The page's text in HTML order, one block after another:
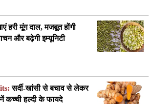
हरी मूंग दाल, मजबूत होंगी
और बढ़ेगी इम्यूनिटी
सर्दी-खांसी से बचाव से लेकर
कच्ची हल्दी के फायदे